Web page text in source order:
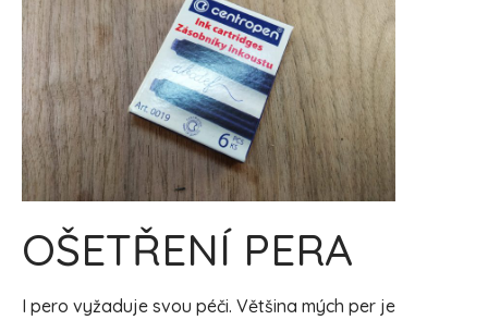
OŠETŘENÍ PERA
I pero vyžaduje svou péči. Většina mých per je